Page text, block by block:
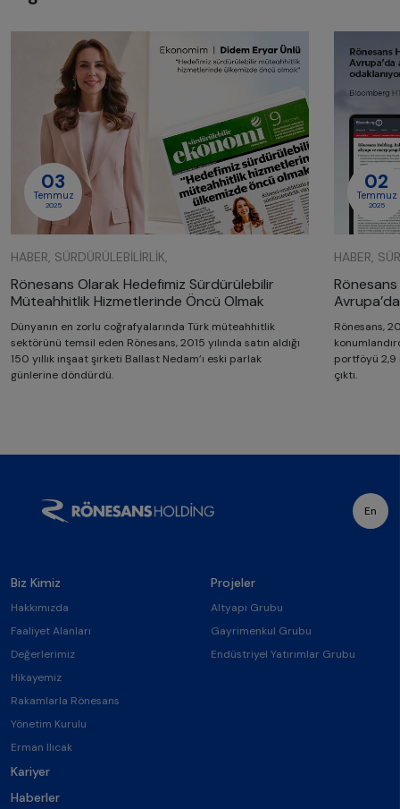
03
Temmuz
2025
HABER, SÜRDÜRÜLEBILIRLIK,
Rönesans Olarak Hedefimiz Sürdürülebilir
Müteahhitlik Hizmetlerinde Öncü Olmak
Dünyanın en zorlu coğrafyalarında Türk müteahhitlik
sektörünü temsil eden Rönesans, 2015 yılında satın aldığı
150 yıllık inşaat şirketi Ballast Nedam’ı eski parlak
günlerine döndürdü.
02
Temmuz
2025
HABER,
Rönesans,
portföyü 2,9
çıktı.
En
Biz Kimiz
Hakkımızda
Faaliyet Alanları
Değerlerimiz
Hikayemiz
Rakamlarla Rönesans
Yönetim Kurulu
Erman Ilıcak
Kariyer
Haberler
Projeler
Altyapı Grubu
Gayrimenkul Grubu
Endüstriyel Yatırımlar Grubu